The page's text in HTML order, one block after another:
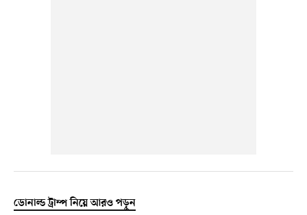
ডোনাল্ড ট্রাম্প নিয়ে আরও পড়ুন